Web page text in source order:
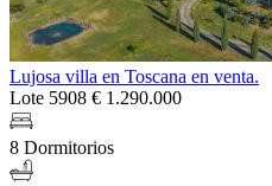
Lujosa villa en Toscana en venta.
Lote 5908 € 1.290.000
8 Dormitorios